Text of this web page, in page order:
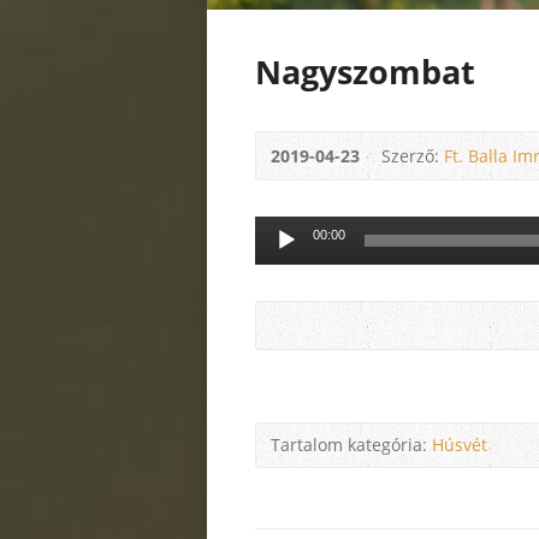
Nagyszombat
2019-04-23 Szerző:Ft. Balla
Audió
00:00
Tartalom kategória: Húsvét